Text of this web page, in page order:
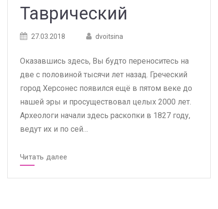
Таврический
Posted27.03.2018
Posteddvoitsina
Оказавшись здесь, Вы будто переноситесь на
две с половиной тысячи лет назад. Греческий
город Херсонес появился ещё в пятом веке до
нашей эры и просуществовал целых 2000 лет.
Археологи начали здесь раскопки в 1827 году,
ведут их и по сей…
Читать далее